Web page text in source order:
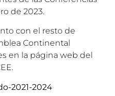
de 2023.
con el resto de
Continental
en la página web del
2021-2024